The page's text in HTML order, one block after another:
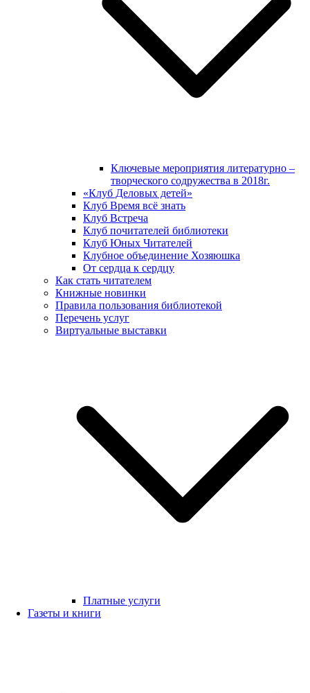
Ключевые мероприятия литературно –
творческого содружества в 2018г.
«Клуб Деловых детей»
Клуб Время всё знать
Клуб Встреча
Клуб почитателей библиотеки
Клуб Юных Читателей
Клубное объединение Хозяюшка
От сердца к сердцу
Как стать читателем
Книжные новинки
Правила пользования библиотекой
Перечень услуг
Виртуальные выставки
Платные услуги
Газеты и книги